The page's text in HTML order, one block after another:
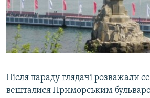
Після параду глядачі розважали
вешталися Приморським